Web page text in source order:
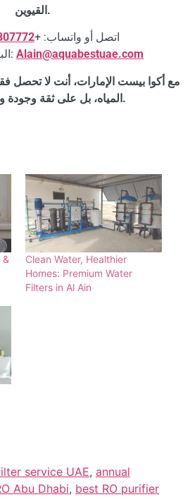
القيوين.
اتصل أو واتساب: +
البريد الإلكتروني:Alain@aquabestuae.com
المياه، بل على ثقة وجودة ونتائج مضمونة.
Clean Water, Healthier
Homes: Premium Water
Filters in Al Ain
service UAE, annual
Abu Dhabi, best RO purifier